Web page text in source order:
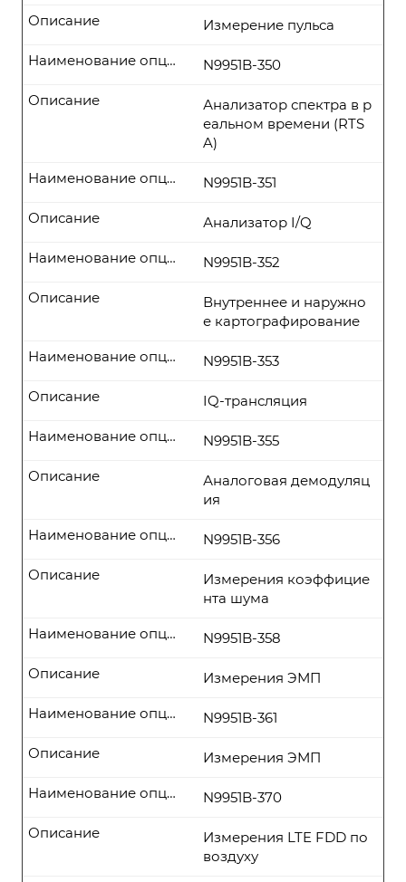
Измерение пульса
Описание
N9951B-350
Наименование опции
Анализатор спектра в р
еальном времени (RTS
A)
Описание
N9951B-351
Наименование опции
Анализатор I/Q
Описание
N9951B-352
Наименование опции
Внутреннее и наружно
е картографирование
Описание
N9951B-353
Наименование опции
IQ-трансляция
Описание
N9951B-355
Наименование опции
Аналоговая демодуляц
ия
Описание
N9951B-356
Наименование опции
Измерения коэффицие
нта шума
Описание
N9951B-358
Наименование опции
Измерения ЭМП
Описание
N9951B-361
Наименование опции
Измерения ЭМП
Описание
N9951B-370
Наименование опции
Измерения LTE FDD по
воздуху
Описание